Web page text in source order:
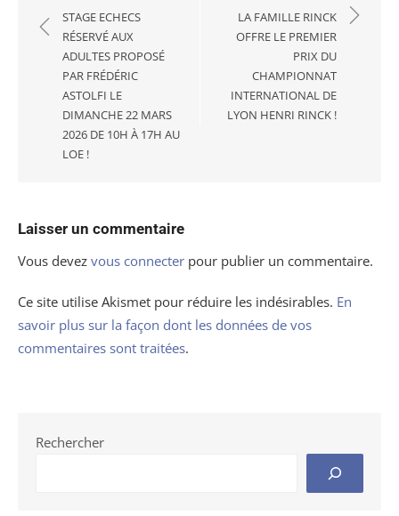
l’article
STAGE ECHECS
RÉSERVÉ AUX
ADULTES PROPOSÉ
PAR FRÉDÉRIC
ASTOLFI LE
DIMANCHE 22 MARS
2026 DE 10H À 17H AU
LOE !
LA FAMILLE RINCK
OFFRE LE PREMIER
PRIX DU
CHAMPIONNAT
INTERNATIONAL DE
LYON HENRI RINCK !
Laisser un commentaire
Vous devez vous connecter pour publier un commentaire.
Ce site utilise Akismet pour réduire les indésirables. En
savoir plus sur la façon dont les données de vos
commentaires sont traitées.
Rechercher